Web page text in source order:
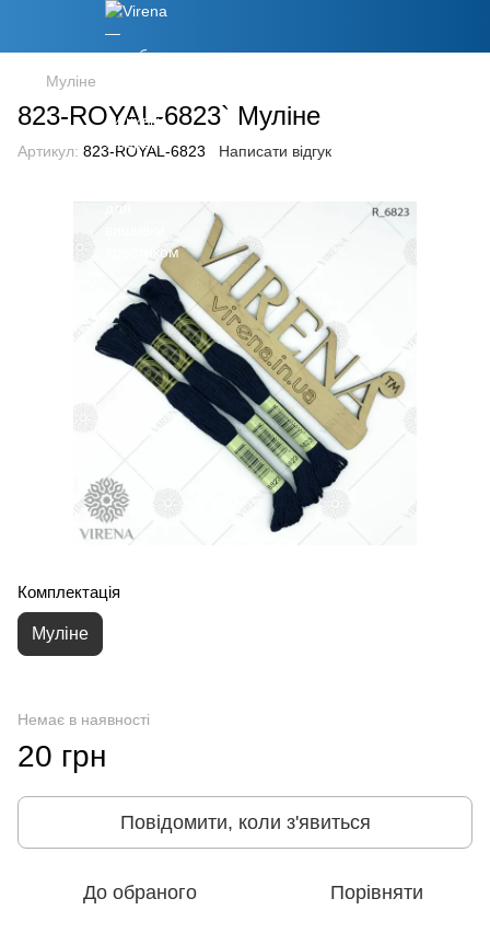
Муліне
823-ROYAL-6823` Муліне
Артикул: 823-ROYAL-6823 Написати відгук
Комплектація
Муліне
Немає в наявності
20 грн
Повідомити, коли з'явиться
До обраного Порівняти